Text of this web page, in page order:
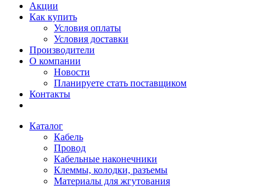
Акции
Как купить
Условия оплаты
Условия доставки
Производители
О компании
Новости
Планируете стать поставщиком
Контакты
Каталог
Кабель
Провод
Кабельные наконечники
Клеммы, колодки, разъемы
Материалы для жгутования